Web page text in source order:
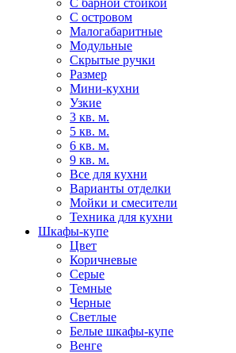
С барной стойкой
С островом
Малогабаритные
Модульные
Скрытые ручки
Размер
Мини-кухни
Узкие
3 кв. м.
5 кв. м.
6 кв. м.
9 кв. м.
Все для кухни
Варианты отделки
Мойки и смесители
Техника для кухни
Шкафы-купе
Цвет
Коричневые
Серые
Темные
Черные
Светлые
Белые шкафы-купе
Венге